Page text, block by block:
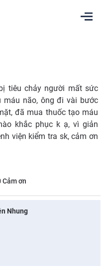
tiêu chảy người mất sức
máu não, ông đi vài bước
đã mua thuốc tạo máu
khắc phục k ạ, vì giản
viện kiểm tra sk, cảm ơn
Cảm ơn
Nhung